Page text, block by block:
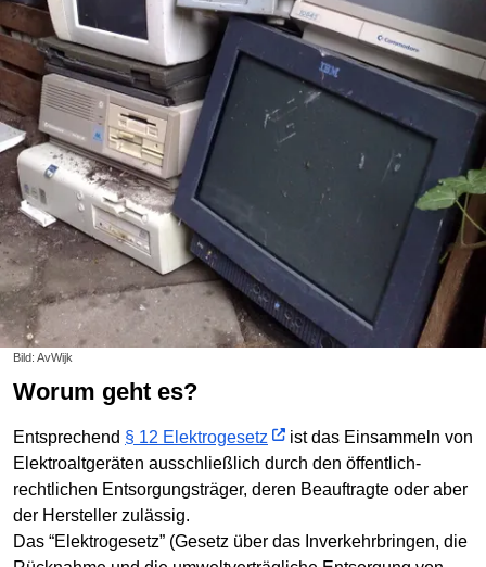
Bild: AvWijk
Worum geht es?
Entsprechend § 12 Elektrogesetz
ist das Einsammeln von
Elektroaltgeräten ausschließlich durch den öffentlich-
rechtlichen Entsorgungsträger, deren Beauftragte oder aber
der Hersteller zulässig.
Das “Elektrogesetz” (Gesetz über das Inverkehrbringen, die